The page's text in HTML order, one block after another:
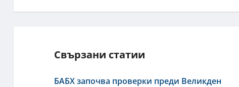
Свързани статии
БАБХ започва проверки преди Великден